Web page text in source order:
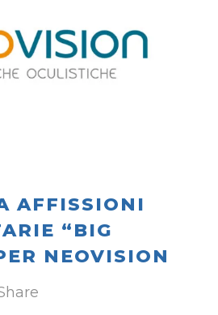
AFFISSIONI
“BIG
NEOVISION